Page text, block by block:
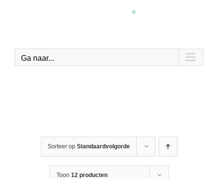
Ga naar...
Sorteer op Standaardvolgorde
Toon 12 producten